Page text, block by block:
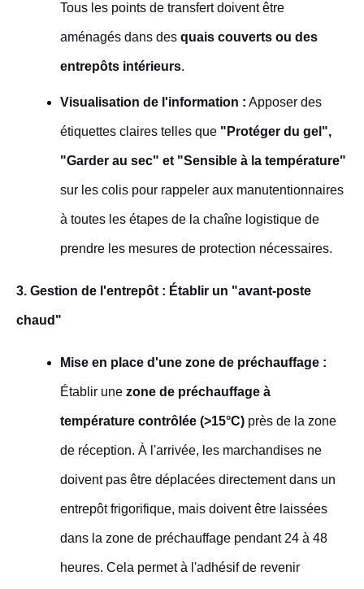
Tous les points de transfert doivent être
aménagés dans des quais couverts ou des
entrepôts intérieurs.
Visualisation de l'information : Apposer des
étiquettes claires telles que "Protéger du gel",
"Garder au sec" et "Sensible à la température"
sur les colis pour rappeler aux manutentionnaires
à toutes les étapes de la chaîne logistique de
prendre les mesures de protection nécessaires.
3. Gestion de l'entrepôt : Établir un "avant-poste
chaud"
Mise en place d'une zone de préchauffage :
Établir une zone de préchauffage à
température contrôlée (>15°C) près de la zone
de réception. À l'arrivée, les marchandises ne
doivent pas être déplacées directement dans un
entrepôt frigorifique, mais doivent être laissées
dans la zone de préchauffage pendant 24 à 48
heures. Cela permet à l'adhésif de revenir